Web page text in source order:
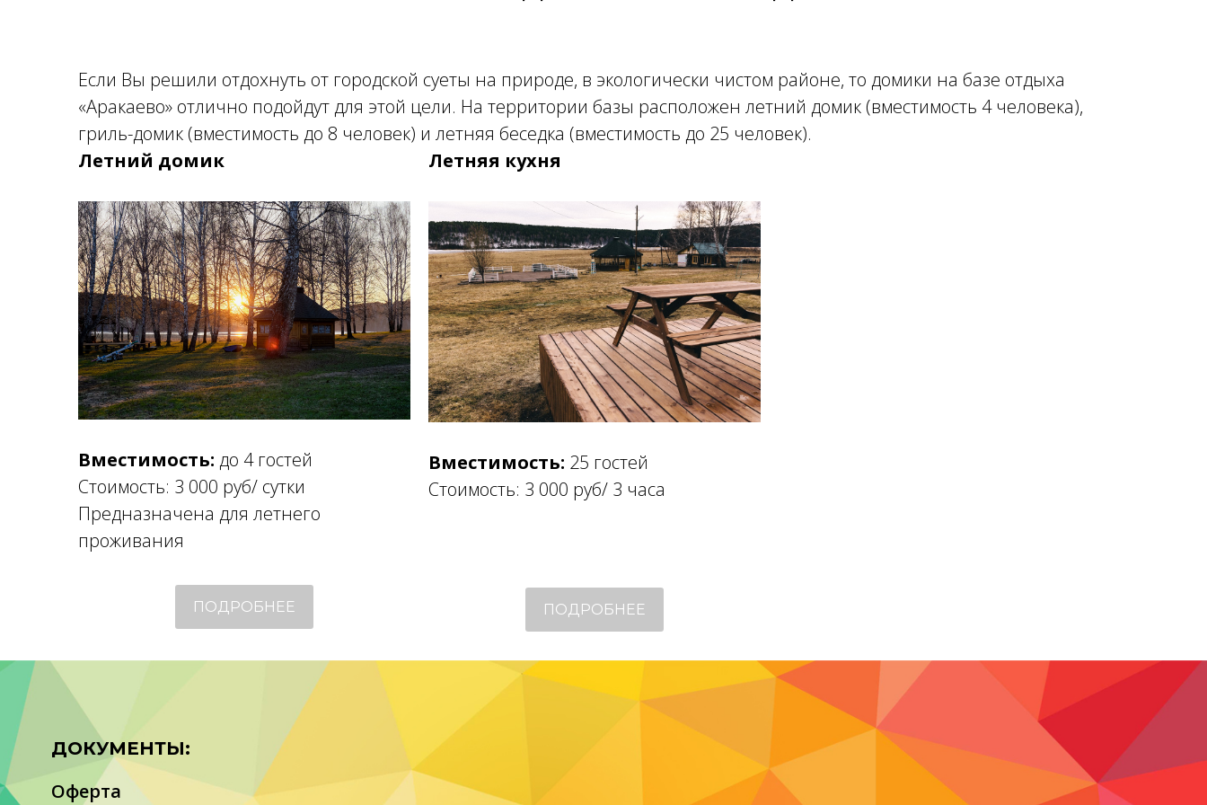
Если Вы решили отдохнуть от городской суеты на природе, в экологически чистом районе, то домики на базе отдыха
«Аракаево» отлично подойдут для этой цели. На территории базы расположен летний домик (вместимость 4 человека),
гриль-домик (вместимость до 8 человек) и летняя беседка (вместимость до 25 человек).
Летний домик
Вместимость: до 4 гостей
Стоимость: 3 000 руб/ сутки
Предназначена для летнего
проживания
ПОДРОБНЕЕ
Летняя кухня
Вместимость: 25 гостей
Стоимость: 3 000 руб/ 3 часа
ПОДРОБНЕЕ
ДОКУМЕНТЫ:
Оферта